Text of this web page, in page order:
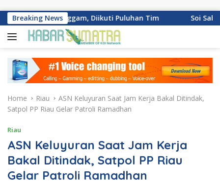
Breaking News
Palinggam, Diikuti Puluhan Tim Soi Sabai Urban
Home Riau
ASN Keluyuran Saat Jam Kerja Bakal Ditindak,
Satpol PP Riau Gelar Patroli Ramadhan
Riau
ASN Keluyuran Saat Jam Kerja
Bakal Ditindak, Satpol PP Riau
Gelar Patroli Ramadhan